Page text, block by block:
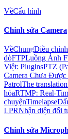
VềCấu hình
Chỉnh sửa Camera
VềChungĐiều chỉnh
dòFTPLuồng Ảnh
Việt: PluginsPTZ
Camera Chưa
PatrolThe
hóaRTMP: Real-
chuyệnTimelapse
LPRNhận diện đối
Chỉnh sửa